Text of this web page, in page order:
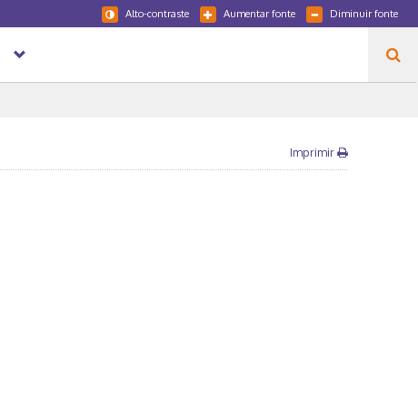
Diminuir fonte
Aumentar fonte
Alto-contraste
Imprimir